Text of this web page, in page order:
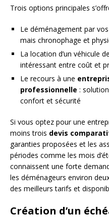
Trois options principales
Le déménagement par
mais chronophage et
La location d’un véhicule
intéressant entre coût et
Le recours à une
professionnelle :
confort et sécurité
Si vous optez pour une
moins trois devis
garanties proposées et les
périodes comme les mois
connaissent une forte
les déménageurs environ
des meilleurs tarifs et
Création d’un